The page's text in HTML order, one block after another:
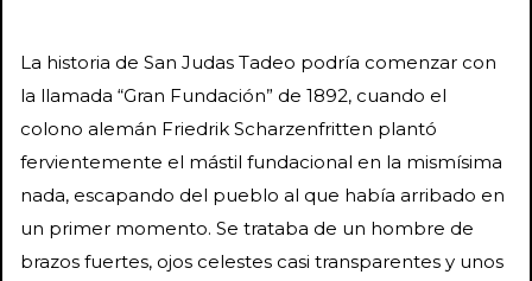
La historia de San Judas Tadeo podría comenzar con
la llamada “Gran Fundación” de 1892, cuando el
colono alemán Friedrik Scharzenfritten plantó
fervientemente el mástil fundacional en la mismísima
nada, escapando del pueblo al que había arribado en
un primer momento. Se trataba de un hombre de
brazos fuertes, ojos celestes casi transparentes y unos